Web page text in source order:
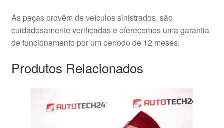
As peças provêm de veículos sinistrados, são
cuidadosamente verificadas e oferecemos uma garantia
de funcionamento por um período de 12 meses.
Produtos Relacionados